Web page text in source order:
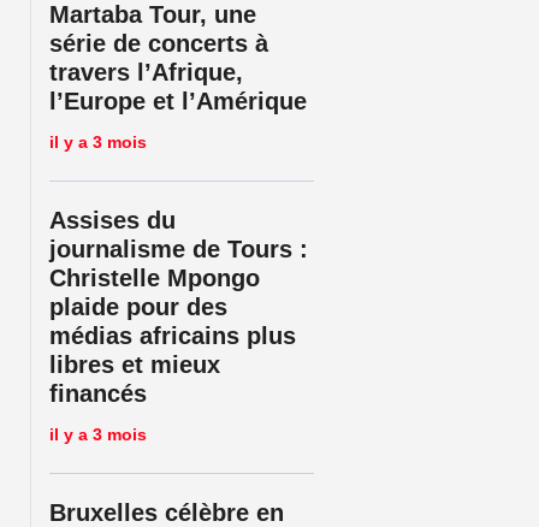
Martaba Tour, une
série de concerts à
travers l’Afrique,
l’Europe et l’Amérique
il y a 3 mois
Assises du
journalisme de Tours :
Christelle Mpongo
plaide pour des
médias africains plus
libres et mieux
financés
il y a 3 mois
Bruxelles célèbre en